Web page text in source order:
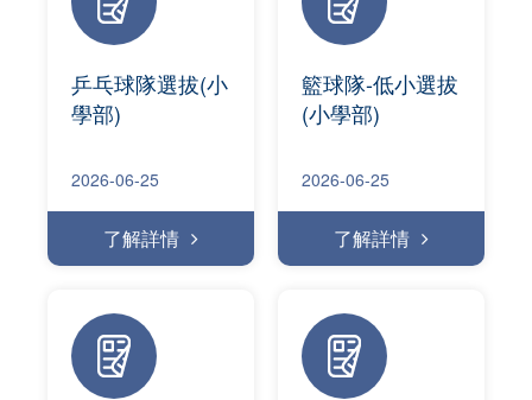
乒乓球隊選拔(小
學部)
2026-06-25
了解詳情
籃球隊-低小選拔
(小學部)
2026-06-25
了解詳情